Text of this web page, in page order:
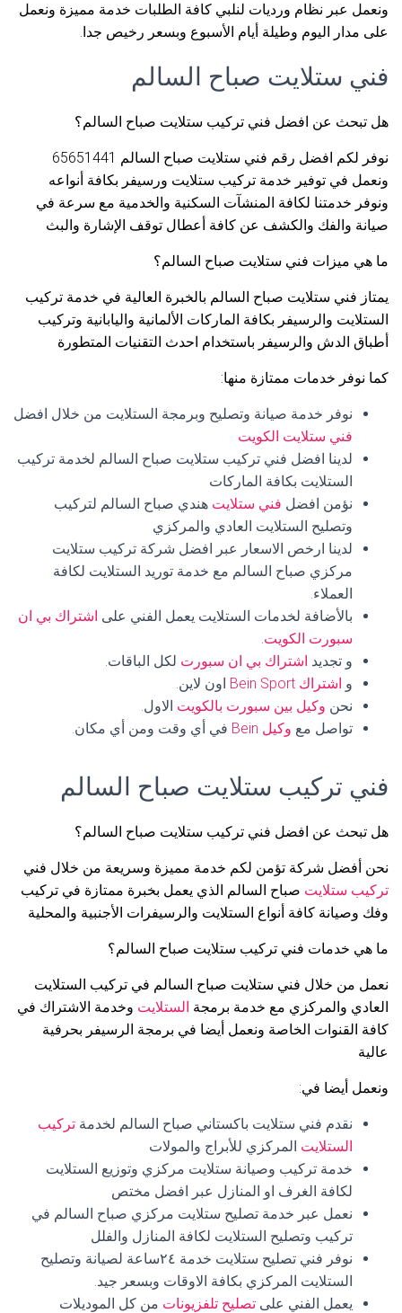
ونعمل عبر نظام ورديات لنلبي كافة الطلبات خدمة مميزة ونعمل
على مدار اليوم وطيلة أيام الأسبوع وبسعر رخيص جدا.
فني ستلايت صباح السالم
هل تبحث عن افضل فني تركيب ستلايت صباح السالم؟
نوفر لكم افضل رقم فني ستلايت صباح السالم 65651441
ونعمل في توفير خدمة تركيب ستلايت ورسيفر بكافة أنواعه
ونوفر خدمتنا لكافة المنشآت السكنية والخدمية مع سرعة في
صيانة والفك والكشف عن كافة أعطال توقف الإشارة والبث
ما هي ميزات فني ستلايت صباح السالم؟
يمتاز فني ستلايت صباح السالم بالخبرة العالية في خدمة تركيب
الستلايت والرسيفر بكافة الماركات الألمانية واليابانية وتركيب
أطباق الدش والرسيفر باستخدام احدث التقنيات المتطورة
كما نوفر خدمات ممتازة منها:
نوفر خدمة صيانة وتصليح وبرمجة الستلايت من خلال افضل
فني ستلايت الكويت
لدينا افضل فني تركيب ستلايت صباح السالم لخدمة تركيب
الستلايت بكافة الماركات
نؤمن افضل فني ستلايت هندي صباح السالم لتركيب
وتصليح الستلايت العادي والمركزي
لدينا ارخص الاسعار عبر افضل شركة تركيب ستلايت
مركزي صباح السالم مع خدمة توريد الستلايت لكافة
العملاء.
بالأضافة لخدمات الستلايت يعمل الفني على اشتراك بي ان
سبورت الكويت.
و تجديد اشتراك بي ان سبورت لكل الباقات.
و اشتراك Bein Sport
اون لاين.
نحن وكيل بين سبورت بالكويت الاول.
تواصل مع وكيل Bein في أي وقت ومن أي مكان.
فني تركيب ستلايت صباح السالم
هل تبحث عن افضل فني تركيب ستلايت صباح السالم؟
نحن أفضل شركة تؤمن لكم خدمة مميزة وسريعة من خلال فني
تركيب ستلايت صباح السالم الذي يعمل بخبرة ممتازة في تركيب
وفك وصيانة كافة أنواع الستلايت والرسيفرات الأجنبية والمحلية
ما هي خدمات فني تركيب ستلايت صباح السالم؟
نعمل من خلال فني ستلايت صباح السالم في تركيب الستلايت
العادي والمركزي مع خدمة برمجة الستلايت وخدمة الاشتراك في
كافة القنوات الخاصة ونعمل أيضا في برمجة الرسيفر بحرفية
عالية
ونعمل أيضا في:
نقدم فني ستلايت باكستاني صباح السالم لخدمة تركيب
الستلايت المركزي للأبراج والمولات
خدمة تركيب وصيانة ستلايت مركزي وتوزيع الستلايت
لكافة الغرف او المنازل عبر افضل مختص
نعمل عبر خدمة تصليح ستلايت مركزي صباح السالم في
تركيب وتصليح الستلايت لكافة المنازل والفلل
نوفر فني تصليح ستلايت خدمة ٢٤ساعة لصيانة وتصليح
الستلايت المركزي بكافة الاوقات وبسعر جيد.
يعمل الفني على تصليح تلفزيونات من كل الموديلات